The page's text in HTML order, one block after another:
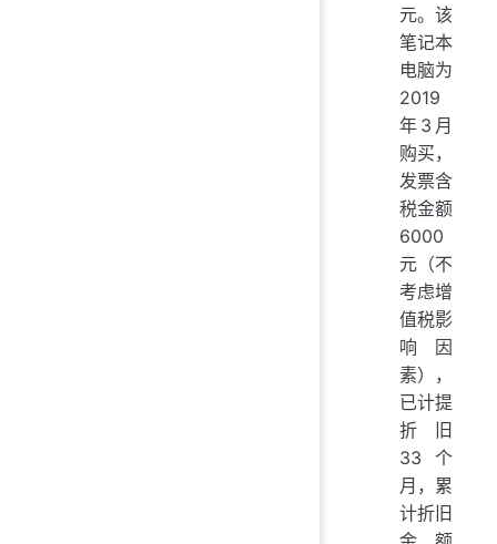
元。该
笔记本
电脑为
2019
年3月
购买，
发票含
税金额
6000
元（不
考虑增
值税影
响因
素），
已计提
折旧
33个
月，累
计折旧